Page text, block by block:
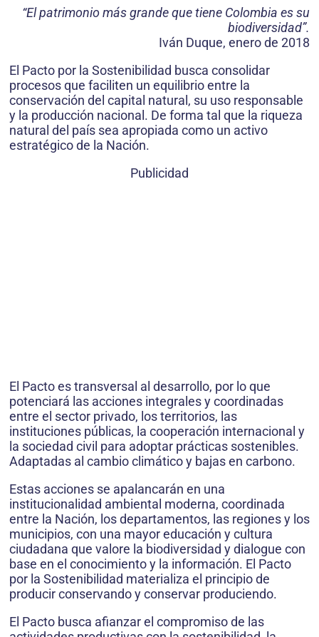
“El patrimonio más grande que tiene Colombia es su
biodiversidad”.
Iván Duque, enero de 2018
El Pacto por la Sostenibilidad busca consolidar
procesos que faciliten un equilibrio entre la
conservación del capital natural, su uso responsable
y la producción nacional. De forma tal que la riqueza
natural del país sea apropiada como un activo
estratégico de la Nación.
Publicidad
El Pacto es transversal al desarrollo, por lo que
potenciará las acciones integrales y coordinadas
entre el sector privado, los territorios, las
instituciones públicas, la cooperación internacional y
la sociedad civil para adoptar prácticas sostenibles.
Adaptadas al cambio climático y bajas en carbono.
Estas acciones se apalancarán en una
institucionalidad ambiental moderna, coordinada
entre la Nación, los departamentos, las regiones y los
municipios, con una mayor educación y cultura
ciudadana que valore la biodiversidad y dialogue con
base en el conocimiento y la información. El Pacto
por la Sostenibilidad materializa el principio de
producir conservando y conservar produciendo.
El Pacto busca afianzar el compromiso de las